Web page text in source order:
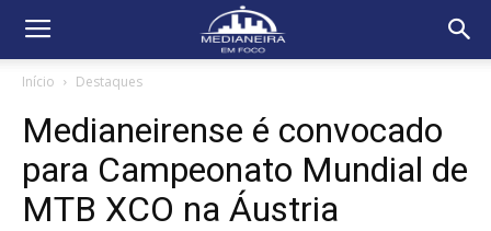
Início Destaques
Medianeirense é convocado
para Campeonato Mundial de
MTB XCO na Áustria